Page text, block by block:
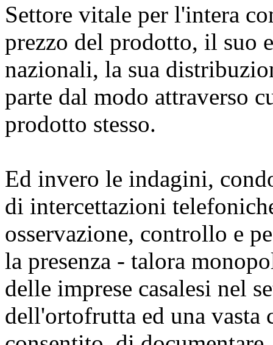
Settore vitale per l'intera
prezzo del prodotto, il suo
nazionali, la sua
parte dal modo attraverso
prodotto stesso.
Ed invero le indagini,
di intercettazioni
osservazione, controllo e
la presenza - talora
delle imprese casalesi nel
dell'ortofrutta ed una vasta